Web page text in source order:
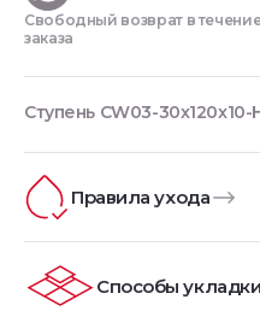
Свободный возврат в
заказа
Ступень CW03-
Правила ухода
Способы укладки